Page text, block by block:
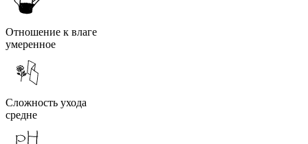
Отношение к влаге
умеренное
Сложность ухода
средне